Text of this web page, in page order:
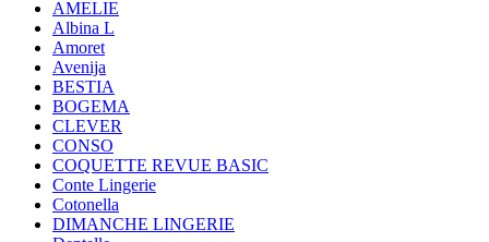
AMELIE
Albina L
Amoret
Avenija
BESTIA
BOGEMA
CLEVER
CONSO
COQUETTE REVUE BASIC
Conte Lingerie
Cotonella
DIMANCHE LINGERIE